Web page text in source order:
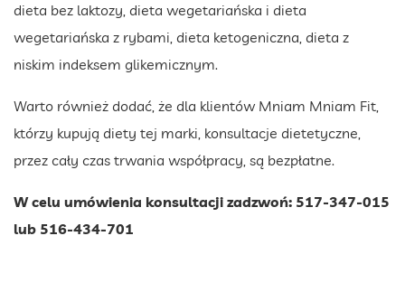
dieta bez laktozy, dieta wegetariańska i dieta
wegetariańska z rybami, dieta ketogeniczna, dieta z
niskim indeksem glikemicznym.
Warto również dodać, że dla klientów Mniam Mniam Fit,
którzy kupują diety tej marki, konsultacje dietetyczne,
przez cały czas trwania współpracy, są bezpłatne.
W celu umówienia konsultacji zadzwoń: 517-347-015
lub 516-434-701